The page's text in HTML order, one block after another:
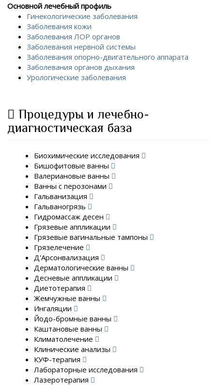
Основной лечебный профиль
Гинекологические заболевания
Заболевания кожи
Заболевания ЛОР органов
Заболевания нервной системы
Заболевания опорно-двигательного аппарата
Заболевания органов дыхания
Урологические заболевания
Процедуры и лечебно-
диагностическая база
Биохимические исследования
Бишофитовые ванны
Валериановые ванны
Ванны с перозонами
Гальванизация
Гальваногрязь
Гидромассаж десен
Грязевые аппликации
Грязевые вагинальные тампоны
Грязелечение
Д'Арсонвализация
Дерматологические ванны
Десневые аппликации
Диетотерапия
Жемчужные ванны
Ингаляции
Йодо-бромные ванны
Каштановые ванны
Климатолечение
Клинические анализы
КУФ-терапия
Лабораторные исследования
Лазеротерапия